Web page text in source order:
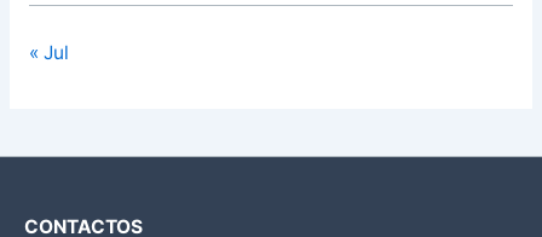
« Jul
CONTACTOS